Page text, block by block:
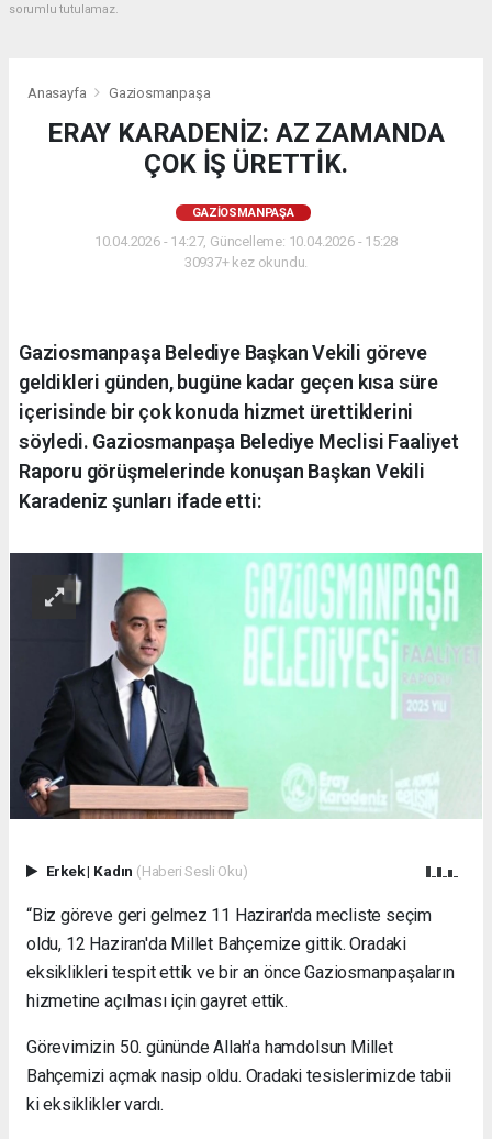
sorumlu tutulamaz.
Anasayfa Gaziosmanpaşa
ERAY KARADENİZ: AZ ZAMANDA
ÇOK İŞ ÜRETTİK.
GAZIOSMANPAŞA
10.04.2026 - 14:27, Güncelleme: 10.04.2026 - 15:28
30937+ kez okundu.
Gaziosmanpaşa Belediye Başkan Vekili göreve
geldikleri günden, bugüne kadar geçen kısa süre
içerisinde bir çok konuda hizmet ürettiklerini
söyledi. Gaziosmanpaşa Belediye Meclisi Faaliyet
Raporu görüşmelerinde konuşan Başkan Vekili
Karadeniz şunları ifade etti:
Erkek| Kadın (Haberi Sesli Oku)
“Biz göreve geri gelmez 11 Haziran'da mecliste seçim
oldu, 12 Haziran'da Millet Bahçemize gittik. Oradaki
eksiklikleri tespit ettik ve bir an önce Gaziosmanpaşaların
hizmetine açılması için gayret ettik.
Görevimizin 50. gününde Allah'a hamdolsun Millet
Bahçemizi açmak nasip oldu. Oradaki tesislerimizde tabii
ki eksiklikler vardı.